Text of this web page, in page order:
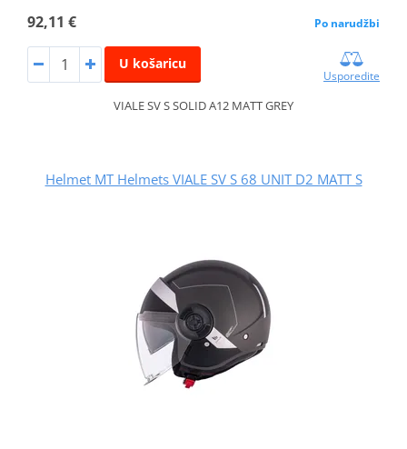
92,11 € Po narudžbi
U košaricu
Usporedite
VIALE SV S SOLID A12 MATT GREY
Helmet MT Helmets VIALE SV S 68 UNIT D2 MATT S